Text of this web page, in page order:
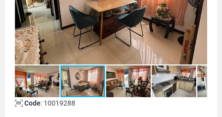
Code: 10019288